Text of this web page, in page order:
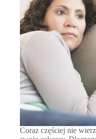
Coraz częściej nie